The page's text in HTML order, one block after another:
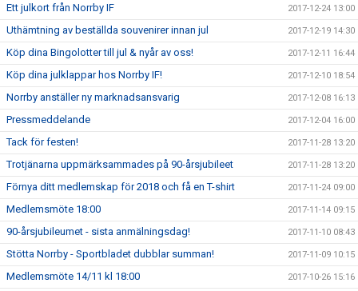
Ett julkort från Norrby IF 2017-12-24 13:00
Uthämtning av beställda souvenirer innan jul 2017-12-19 14:30
Köp dina Bingolotter till jul & nyår av oss! 2017-12-11 16:44
Köp dina julklappar hos Norrby IF! 2017-12-10 18:54
Norrby anställer ny marknadsansvarig 2017-12-08 16:13
Pressmeddelande 2017-12-04 16:00
Tack för festen! 2017-11-28 13:20
Trotjänarna uppmärksammades på 90-årsjubileet 2017-11-28 13:20
Förnya ditt medlemskap för 2018 och få en T-shirt 2017-11-24 09:00
Medlemsmöte 18:00 2017-11-14 09:15
90-årsjubileumet - sista anmälningsdag! 2017-11-10 08:43
Stötta Norrby - Sportbladet dubblar summan! 2017-11-09 10:15
Medlemsmöte 14/11 kl 18:00 2017-10-26 15:16